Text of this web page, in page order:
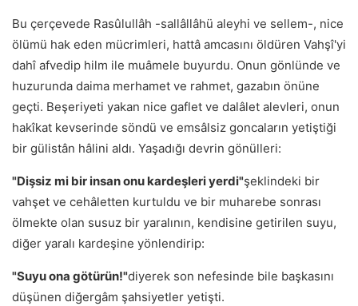
Bu çerçevede Rasûlullâh -sallâllâhü aleyhi ve sellem-, nice
ölümü hak eden mücrimleri, hattâ amcasını öldüren Vahşî'yi
dahî afvedip hilm ile muâmele buyurdu. Onun gönlünde ve
huzurunda daima merhamet ve rahmet, gazabın önüne
geçti. Beşeriyeti yakan nice gaflet ve dalâlet alevleri, onun
hakîkat kevserinde söndü ve emsâlsiz goncaların yetiştiği
bir gülistân hâlini aldı. Yaşadığı devrin gönülleri:
"Dişsiz mi bir insan onu kardeşleri yerdi"şeklindeki bir
vahşet ve cehâletten kurtuldu ve bir muharebe sonrası
ölmekte olan susuz bir yaralının, kendisine getirilen suyu,
diğer yaralı kardeşine yönlendirip:
"Suyu ona götürün!"diyerek son nefesinde bile başkasını
düşünen diğergâm şahsiyetler yetişti.